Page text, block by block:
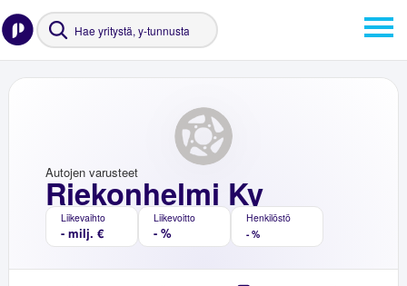
Riekonhelmi Ky
Autojen varusteet
Liikevaihto
- milj. €
Liikevoitto
- %
Henkilöstö
- %